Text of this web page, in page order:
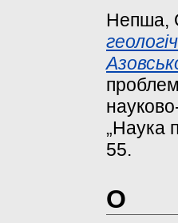
Непша,
„Наука
55.
О